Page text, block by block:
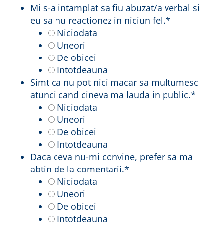
Mi s-a intamplat sa fiu abuzat/a verbal si
eu sa nu reactionez in niciun fel.*
Niciodata
Uneori
De obicei
Intotdeauna
Simt ca nu pot nici macar sa multumesc
atunci cand cineva ma lauda in public.*
Niciodata
Uneori
De obicei
Intotdeauna
Daca ceva nu-mi convine, prefer sa ma
abtin de la comentarii.*
Niciodata
Uneori
De obicei
Intotdeauna